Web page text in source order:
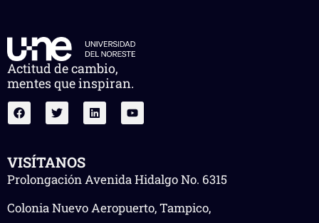
Actitud de cambio,
mentes que inspiran.
VISÍTANOS
Prolongación Avenida Hidalgo No. 6315
Colonia Nuevo Aeropuerto, Tampico,